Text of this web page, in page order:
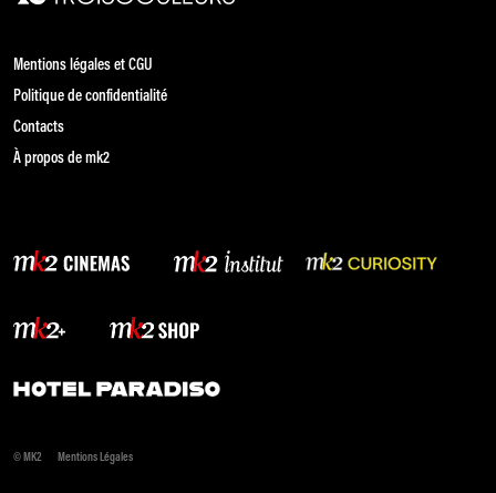
Mentions légales et CGU
Politique de confidentialité
Contacts
À propos de mk2
© MK2 Mentions Légales